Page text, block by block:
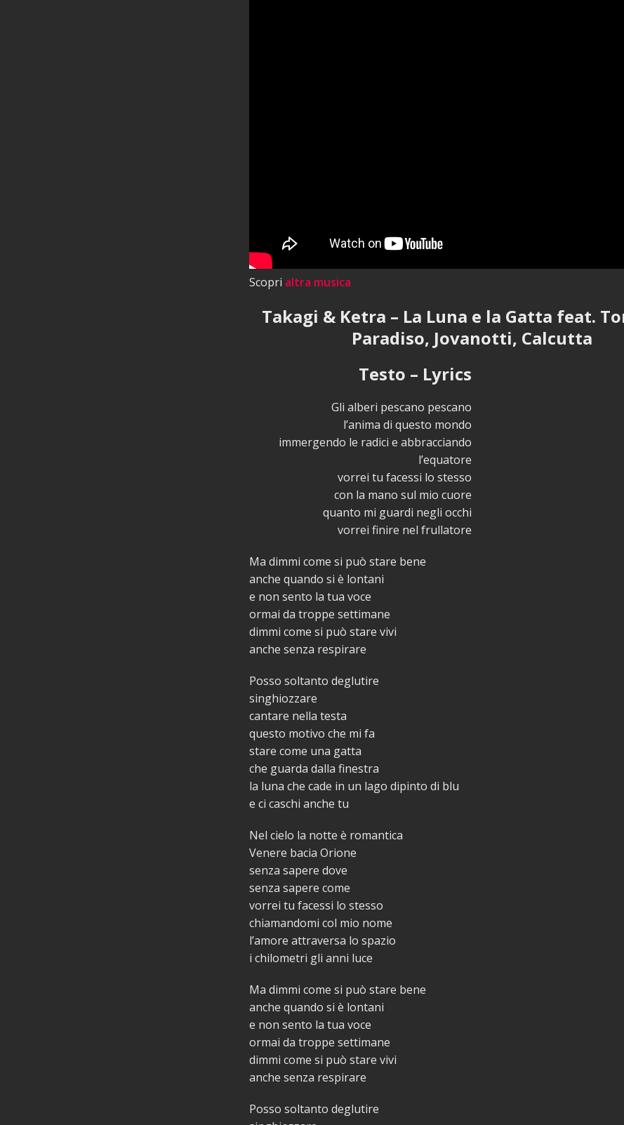
Scopri altra musica
Takagi & Ketra – La Luna e la Gatta feat.
Paradiso, Jovanotti, Calcutta
Testo – Lyrics
Gli alberi pescano pescano
l’anima di questo mondo
immergendo le radici e abbracciando
l’equatore
vorrei tu facessi lo stesso
con la mano sul mio cuore
quanto mi guardi negli occhi
vorrei finire nel frullatore
Ma dimmi come si può stare bene
anche quando si è lontani
e non sento la tua voce
ormai da troppe settimane
dimmi come si può stare vivi
anche senza respirare
Posso soltanto deglutire
singhiozzare
cantare nella testa
questo motivo che mi fa
stare come una gatta
che guarda dalla finestra
la luna che cade in un lago dipinto di blu
e ci caschi anche tu
Nel cielo la notte è romantica
Venere bacia Orione
senza sapere dove
senza sapere come
vorrei tu facessi lo stesso
chiamandomi col mio nome
l’amore attraversa lo spazio
i chilometri gli anni luce
Ma dimmi come si può stare bene
anche quando si è lontani
e non sento la tua voce
ormai da troppe settimane
dimmi come si può stare vivi
anche senza respirare
Posso soltanto deglutire